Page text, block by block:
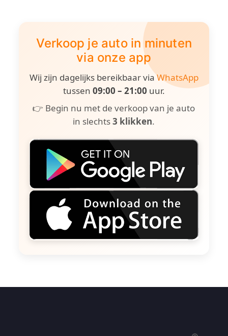
Verkoop je auto in minuten
via onze app
Wij zijn dagelijks bereikbaar viaWhatsApp
tussen 09:00 – 21:00 uur.
👉 Begin nu met de verkoop van je auto
in slechts3 klikken.